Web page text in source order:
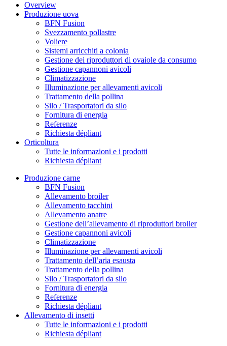
Overview
Produzione uova
BFN Fusion
Svezzamento pollastre
Voliere
Sistemi arricchiti a colonia
Gestione dei riproduttori di ovaiole da consumo
Gestione capannoni avicoli
Climatizzazione
Illuminazione per allevamenti avicoli
Trattamento della pollina
Silo / Trasportatori da silo
Fornitura di energia
Referenze
Richiesta dépliant
Orticoltura
Tutte le informazioni e i prodotti
Richiesta dépliant
Produzione carne
BFN Fusion
Allevamento broiler
Allevamento tacchini
Allevamento anatre
Gestione dell’allevamento di riproduttori broiler
Gestione capannoni avicoli
Climatizzazione
Illuminazione per allevamenti avicoli
Trattamento dell’aria esausta
Trattamento della pollina
Silo / Trasportatori da silo
Fornitura di energia
Referenze
Richiesta dépliant
Allevamento di insetti
Tutte le informazioni e i prodotti
Richiesta dépliant